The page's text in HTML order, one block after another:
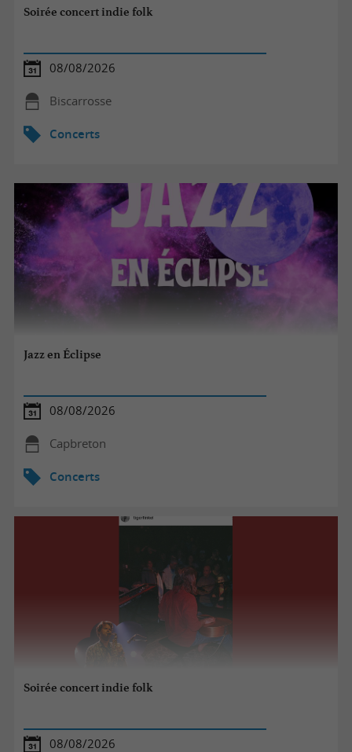
Soirée concert indie folk
08/08/2026
Biscarrosse
Concerts
Jazz en Éclipse
08/08/2026
Capbreton
Concerts
Soirée concert indie folk
08/08/2026